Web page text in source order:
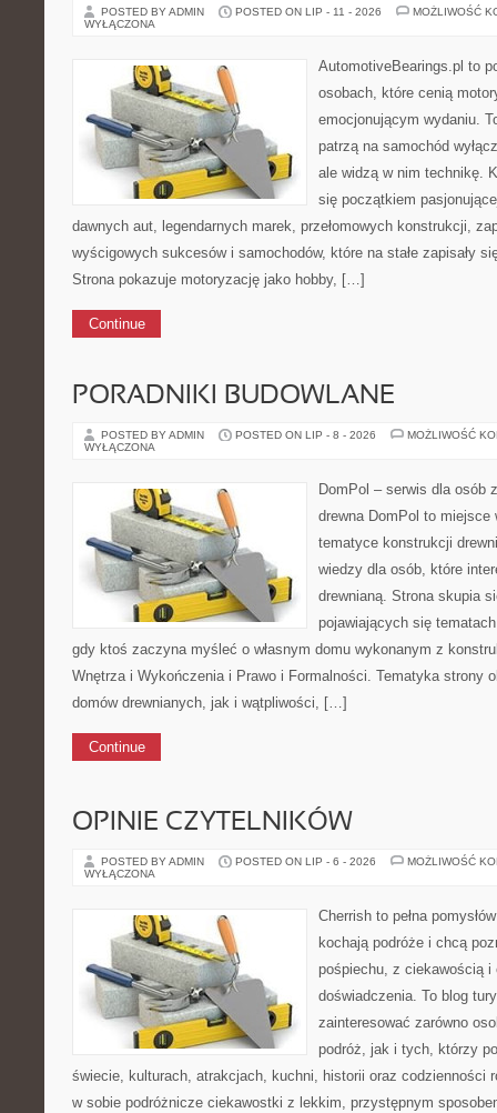
POSTED BY ADMIN POSTED ON LIP - 11 - 2026
MOŻLIWOŚĆ
WYŁĄCZONA
AutomotiveBearings.pl to
osobach, które cenią
emocjonującym wydaniu.
patrzą na samochód
ale widzą w nim technikę.
się początkiem
dawnych aut, legendarnych marek, przełomowych konstrukcji,
wyścigowych sukcesów i samochodów, które na stałe zapisały
Strona pokazuje motoryzację jako hobby, […]
Continue
PORADNIKI BUDOWLANE
POSTED BY ADMIN POSTED ON LIP - 8 - 2026
MOŻLIWOŚĆ
WYŁĄCZONA
DomPol – serwis dla osób
drewna DomPol to miejsce
tematyce konstrukcji
wiedzy dla osób, które
drewnianą. Strona skupia
pojawiających się
gdy ktoś zaczyna myśleć o własnym domu wykonanym z
Wnętrza i Wykończenia i Prawo i Formalności. Tematyka strony
domów drewnianych, jak i wątpliwości, […]
Continue
OPINIE CZYTELNIKÓW
POSTED BY ADMIN POSTED ON LIP - 6 - 2026
MOŻLIWOŚĆ
WYŁĄCZONA
Cherrish to pełna
kochają podróże i chcą
pośpiechu, z ciekawością i
doświadczenia. To blog
zainteresować zarówno
podróż, jak i tych, którzy
świecie, kulturach, atrakcjach, kuchni, historii oraz codzienności
w sobie podróżnicze ciekawostki z lekkim, przystępnym